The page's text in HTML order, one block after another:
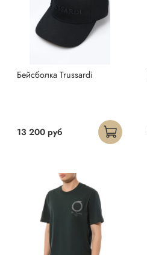
Бейсболка Trussardi
13 200 руб